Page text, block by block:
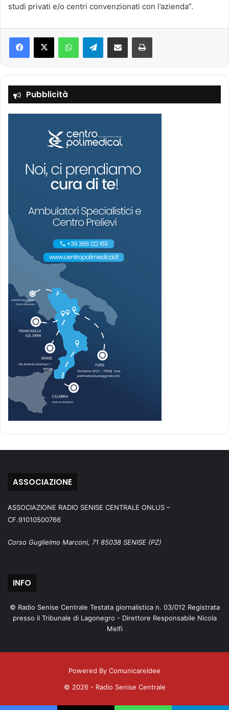
studi privati e/o centri convenzionati con l’azienda”.
Telegram
Pubblicità
ASSOCIAZIONE
ASSOCIAZIONE RADIO SENISE CENTRALE ONLUS –
CF.91010500766
Corso Guglielmo Marconi, 71 85038 SENISE (PZ)
INFO
© Radio Senise Centrale Testata giornalistica n. 03/012 Registrata
presso il Tribunale di Lagonegro - Direttore Responsabile Nicola
Melfi
Powered By ComunicareIdee
© 2026 - Radio Senise Centrale